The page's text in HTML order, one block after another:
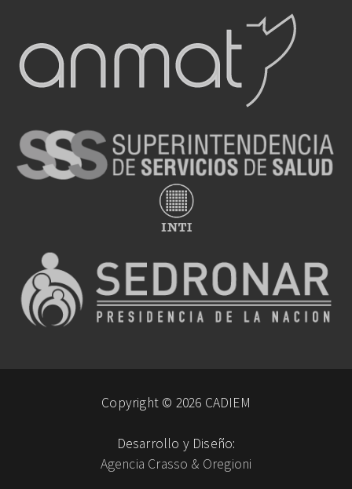
Copyright © 2026 CADIEM
Desarrollo y Diseño:
Agencia Crasso & Oregioni